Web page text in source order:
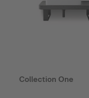
Collection One